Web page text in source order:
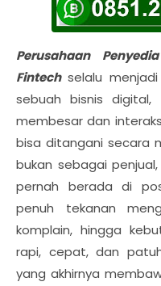
Perusahaan
Fintechselalu menjadi
sebuah bisnis
membesar dan
bisa ditangani secara
bukan sebagai
pernah berada di
penuh tekanan
komplain, hingga
rapi, cepat, dan
yang akhirnya